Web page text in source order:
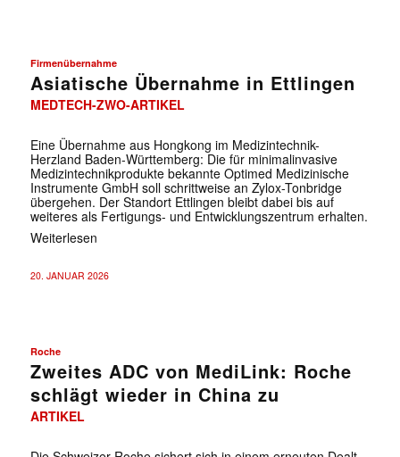
Firmenübernahme
Asiatische Übernahme in Ettlingen
MEDTECH-ZWO-ARTIKEL
Eine Übernahme aus Hongkong im Medizintechnik-
Herzland Baden-Württemberg: Die für minimalinvasive
Medizintechnikprodukte bekannte Optimed Medizinische
Instrumente GmbH soll schrittweise an Zylox-Tonbridge
übergehen. Der Standort Ettlingen bleibt dabei bis auf
weiteres als Fertigungs- und Entwicklungszentrum erhalten.
Weiterlesen
20. JANUAR 2026
Roche
Zweites ADC von MediLink: Roche
schlägt wieder in China zu
ARTIKEL